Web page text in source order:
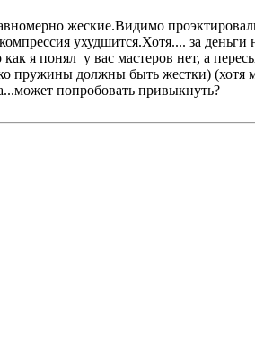
жеские.Видимо
ухудшится.Хотя.... за
я понял у вас мастеров нет, а
пружины должны быть жестки)
попробовать привыкнуть?